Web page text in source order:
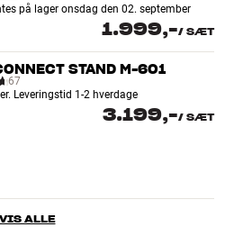
på lager onsdag den 02. september
1.999,-/ SÆT
STAND M-601
67
Leveringstid 1-2 hverdage
3.199,-/ SÆT
VIS ALLE